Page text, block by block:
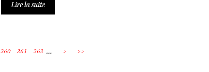
Lire la suite
260 261 262 ... > >>